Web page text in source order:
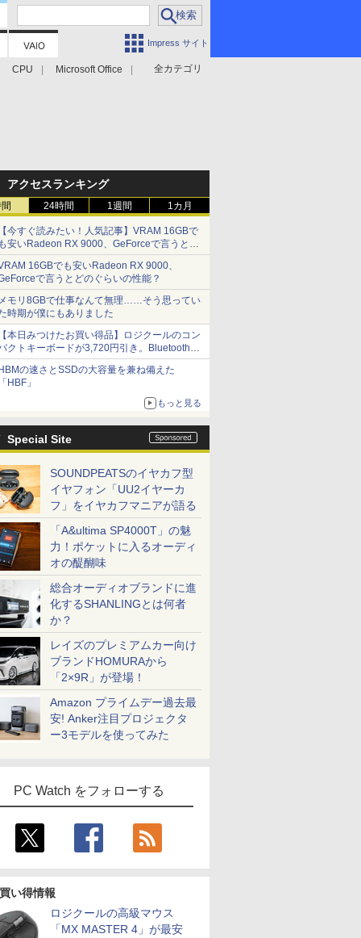
Impress サイト
全カテゴリ
CPU Microsoft Office
アクセスランキング
24時間 1週間 1カ月
今すぐ読みたい！人気記事】VRAM 16GBで
安いRadeon RX 9000、GeForceで言うとど
ぐらいの性能？ - PC Watch
16GBでも安いRadeon RX 9000、
で言うとどのぐらいの性能？
モリ8GBで仕事なんて無理……そう思ってい
時期が僕にもありました
本日みつけたお買い得品】ロジクールのコン
クトキーボードが3,720円引き。Bluetoothで3
接続対応
の速さとSSDの大容量を兼ね備えた
HBF」
もっと見る
Special Site
SOUNDPEATSのイヤカフ型
イヤフォン「UU2イヤーカ
フ」をイヤカフマニアが語る
「A&ultima SP4000T」の魅
力！ポケットに入るオーディ
オの醍醐味
総合オーディオブランドに進
化するSHANLINGとは何者
か？
レイズのプレミアムカー向け
ブランドHOMURAから
「2×9R」が登場！
Amazon プライムデー過去最
安! Anker注目プロジェクタ
ー3モデルを使ってみた
PC Watch をフォローする
い得情報
ロジクールの高級マウス
「MX MASTER 4」が最安